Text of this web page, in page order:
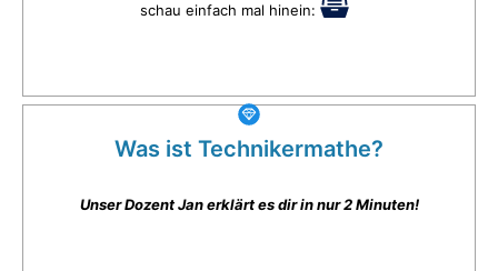
schau einfach mal hinein:
Was ist Technikermathe?
Unser Dozent Jan erklärt es dir in nur 2 Minuten!